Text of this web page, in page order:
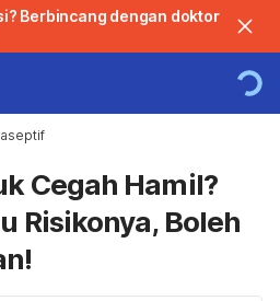
Berbincang dengan doktor
Cegah Hamil?
Risikonya, Boleh